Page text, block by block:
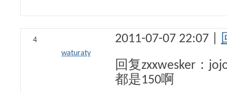
4
waturaty
2011-07-07 22:07 |
回复zxxwesker：
都是150啊